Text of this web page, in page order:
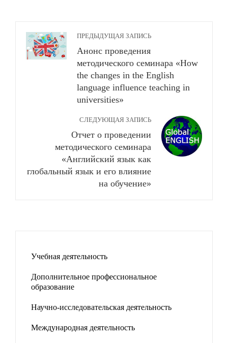
ПРЕДЫДУЩАЯ ЗАПИСЬ
Анонс проведения
методического семинара «How
the changes in the English
language influence teaching in
universities»
СЛЕДУЮЩАЯ ЗАПИСЬ
Отчет о проведении
методического семинара
«Английский язык как
глобальный язык и его влияние
на обучение»
Учебная деятельность
Дополнительное профессиональное
образование
Научно-исследовательская деятельность
Международная деятельность